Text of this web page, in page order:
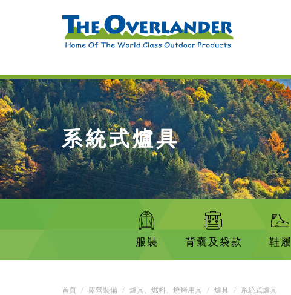
系統式爐具
服裝 背囊及袋款 鞋履
首頁 露營裝備 爐具、燃料、燒烤用具 爐具 系統式爐具